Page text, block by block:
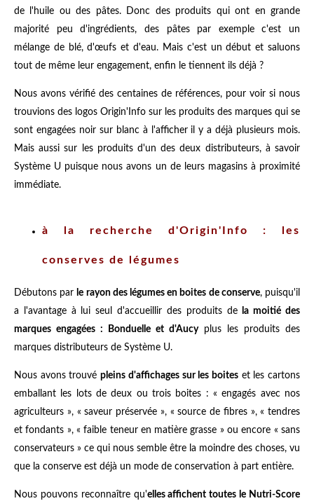
de l'huile ou des pâtes. Donc des produits qui ont en grande
majorité peu d'ingrédients, des pâtes par exemple c'est un
mélange de blé, d'œufs et d'eau. Mais c'est un début et saluons
tout de même leur engagement, enfin le tiennent ils déjà ?
Nous avons vérifié des centaines de références, pour voir si nous
trouvions des logos Origin'Info sur les produits des marques qui se
sont engagées noir sur blanc à l'afficher il y a déjà plusieurs mois.
Mais aussi sur les produits d'un des deux distributeurs, à savoir
Système U puisque nous avons un de leurs magasins à proximité
immédiate.
à la recherche d'Origin'Info : les
conserves de légumes
Débutons par le rayon des légumes en boites de conserve, puisqu'il
a l'avantage à lui seul d'accueillir des produits de
la moitié des
marques engagées : Bonduelle et d'Aucyplus les produits des
marques distributeurs de Système U.
Nous avons trouvépleins d'affichages sur les boiteset les cartons
emballant les lots de deux ou trois boites : « engagés avec nos
agriculteurs », « saveur préservée », « source de fibres », « tendres
et fondants », « faible teneur en matière grasse » ou encore « sans
conservateurs » ce qui nous semble être la moindre des choses, vu
que la conserve est déjà un mode de conservation à part entière.
Nous pouvons reconnaître qu'elles affichent toutes le Nutri-Score